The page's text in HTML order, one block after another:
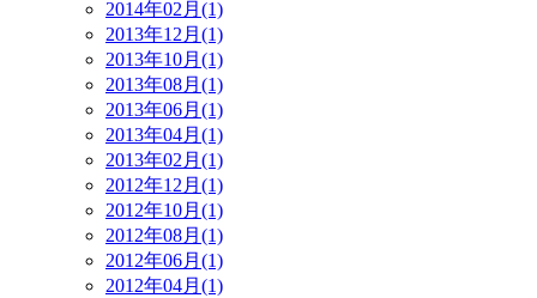
2014年02月(1)
2013年12月(1)
2013年10月(1)
2013年08月(1)
2013年06月(1)
2013年04月(1)
2013年02月(1)
2012年12月(1)
2012年10月(1)
2012年08月(1)
2012年06月(1)
2012年04月(1)